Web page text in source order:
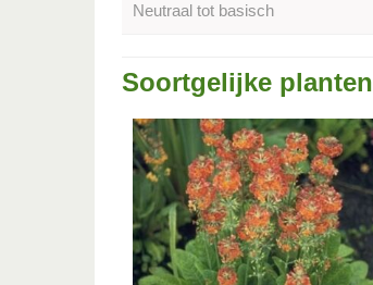
Neutraal tot basisch
Soortgelijke planten